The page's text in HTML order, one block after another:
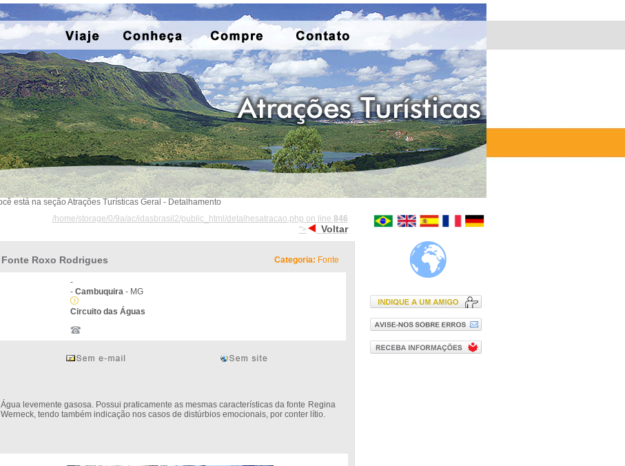
está na seção Atrações Turísticas Geral - Detalhamento
/home/storage/0/9a/ac/idasbrasil2/public_html/detalhesatracao.php on line 846
">
Voltar
Fonte Roxo Rodrigues Categoria: Fonte
-
- Cambuquira - MG
Circuito das Águas
Água levemente gasosa. Possui praticamente as mesmas características da fonte Regina
Werneck, tendo também indicação nos casos de distúrbios emocionais, por conter lítio.